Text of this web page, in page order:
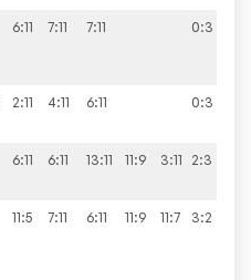
6:11 7:11 7:11 0:3
2:11 4:11 6:11 0:3
6:11 6:11 13:11 11:9 3:11 2:3
11:5 7:11 6:11 11:9 11:7 3:2